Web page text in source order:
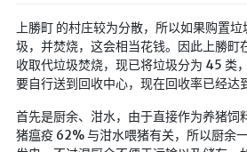
上勝町 的村庄较为分散，所以如果购置
圾，并焚烧，这会相当花钱。因此上勝町
收取代垃圾焚烧，现已将垃圾分为 45 类
要自行送到回收中心，现在回收率已经达
首先是厨余、泔水，由于直接作为养猪饲
猪瘟疫 62% 与泔水喂猪有关，所以厨余